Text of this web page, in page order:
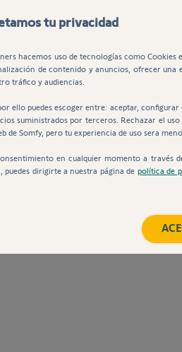
tu privacidad
hacemos uso de tecnologías como Cookies
de contenido y anuncios, ofrecer una
tráfico y audiencias.
ello puedes escoger entre: aceptar,
suministrados por terceros. Rechazar el uso
de Somfy, pero tu experiencia de uso sera
en cualquier momento a través
dirigirte a nuestra página de política de